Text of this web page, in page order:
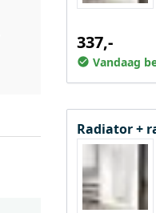
337,-
Vandaag
Radiator +